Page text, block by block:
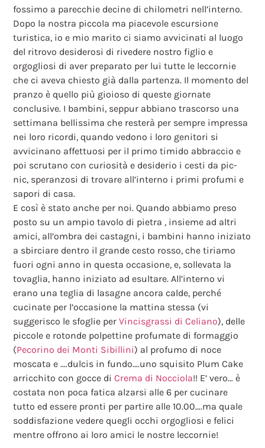
fossimo a parecchie decine di chilometri nell’interno.
Dopo la nostra piccola ma piacevole escursione
turistica, io e mio marito ci siamo avvicinati al luogo
del ritrovo desiderosi di rivedere nostro figlio e
orgogliosi di aver preparato per lui tutte le leccornie
che ci aveva chiesto già dalla partenza. Il momento del
pranzo è quello più gioioso di queste giornate
conclusive. I bambini, seppur abbiano trascorso una
settimana bellissima che resterà per sempre impressa
nei loro ricordi, quando vedono i loro genitori si
avvicinano affettuosi per il primo timido abbraccio e
poi scrutano con curiosità e desiderio i cesti da pic-
nic, speranzosi di trovare all’interno i primi profumi e
sapori di casa.
E così è stato anche per noi. Quando abbiamo preso
posto su un ampio tavolo di pietra , insieme ad altri
amici, all’ombra dei castagni, i bambini hanno iniziato
a sbirciare dentro il grande cesto rosso, che tiriamo
fuori ogni anno in questa occasione, e, sollevata la
tovaglia, hanno iniziato ad esultare. All’interno vi
erano una teglia di lasagne ancora calde, perché
cucinate per l’occasione la mattina stessa (vi
suggerisco le sfoglie perVincisgrassi di Celiano), delle
piccole e rotonde polpettine profumate di formaggio
(Pecorino dei Monti Sibillini) al profumo di noce
moscata e ….dulcis in fundo….uno squisito Plum Cake
arricchito con gocce diCrema di Nocciola!! E’ vero… è
costata non poca fatica alzarsi alle 6 per cucinare
tutto ed essere pronti per partire alle 10.00….ma quale
soddisfazione vedere quegli occhi orgogliosi e felici
mentre offrono ai loro amici le nostre leccornie!